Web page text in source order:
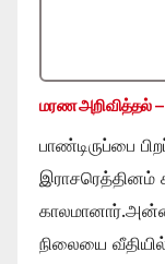
மரண அறிவித்தல் –
பாண்டிருப்பை
இராசரெத்தினம்
நிலையை